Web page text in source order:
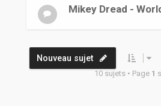
Mikey Dread -
Nouveau sujet
10 sujets • Page 1